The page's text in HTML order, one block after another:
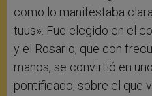
como lo manifestaba
tuus». Fue elegido en el
y el Rosario, que con
manos, se convirtió en
pontificado, sobre el que